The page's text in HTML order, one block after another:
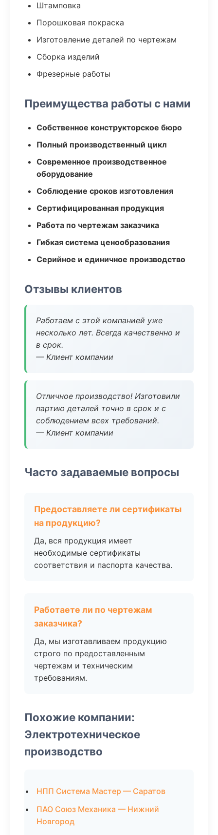
Штамповка
Порошковая покраска
Изготовление деталей по чертежам
Сборка изделий
Фрезерные работы
Преимущества работы с нами
Собственное конструкторское бюро
Полный производственный цикл
Современное производственное
оборудование
Соблюдение сроков изготовления
Сертифицированная продукция
Работа по чертежам заказчика
Гибкая система ценообразования
Серийное и единичное производство
Отзывы клиентов
Работаем с этой компанией уже
несколько лет. Всегда качественно и
в срок.
— Клиент компании
Отличное производство! Изготовили
партию деталей точно в срок и с
соблюдением всех требований.
— Клиент компании
Часто задаваемые вопросы
Предоставляете ли сертификаты
на продукцию?
Да, вся продукция имеет
необходимые сертификаты
соответствия и паспорта качества.
Работаете ли по чертежам
заказчика?
Да, мы изготавливаем продукцию
строго по предоставленным
чертежам и техническим
требованиям.
Похожие компании:
Электротехническое
производство
НПП Система Мастер — Саратов
ПАО Союз Механика — Нижний
Новгород